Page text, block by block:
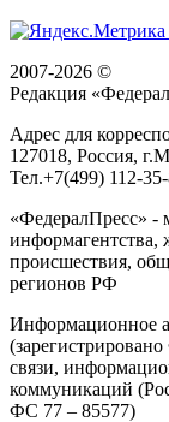
2007-2026 ©
Редакция «
Адрес для
127018, Россия, г.
Тел.+7(499) 112-
«ФедералПресс» -
информагентства,
происшествия,
регионов РФ
Информационное
связи,
коммуникаций
ФС 77 – 85577)